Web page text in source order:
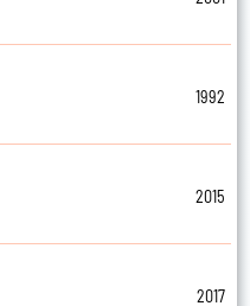
1992
2015
2017